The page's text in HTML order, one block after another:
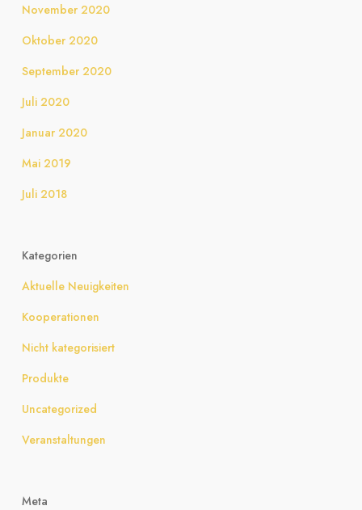
November 2020
Oktober 2020
September 2020
Juli 2020
Januar 2020
Mai 2019
Juli 2018
Kategorien
Aktuelle Neuigkeiten
Kooperationen
Nicht kategorisiert
Produkte
Uncategorized
Veranstaltungen
Meta